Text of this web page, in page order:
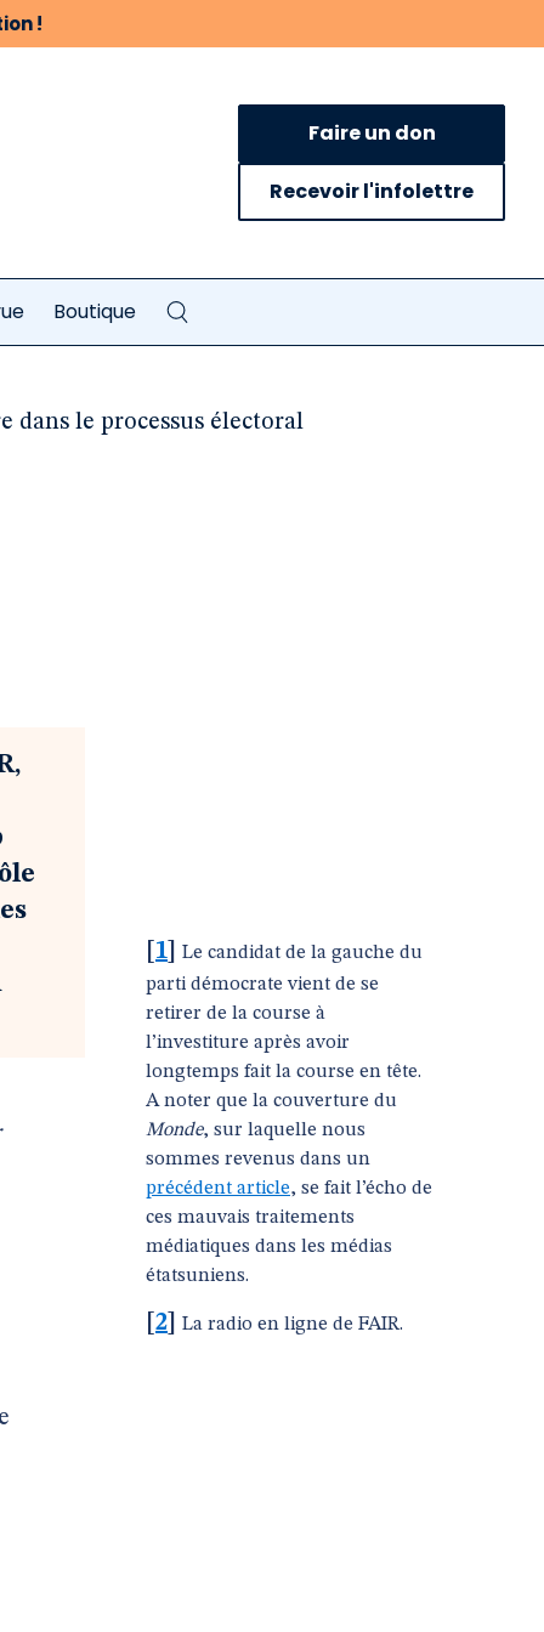
!
Faire un don
Recevoir l'infolettre
Boutique
dans le processus électoral
1
Le candidat de la gauche du
parti démocrate vient de se
retirer de la course à
l’investiture après avoir
longtemps fait la course en tête.
A noter que la couverture du
Monde, sur laquelle nous
sommes revenus dans un
précédent article, se fait l’écho de
ces mauvais traitements
médiatiques dans les médias
étatsuniens.
2 La radio en ligne de FAIR.